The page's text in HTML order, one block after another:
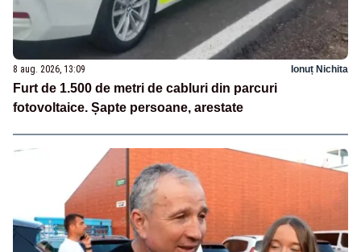
8 aug. 2026, 13:09 Ionuț Nichita
Furt de 1.500 de metri de cabluri din parcuri
fotovoltaice. Șapte persoane, arestate